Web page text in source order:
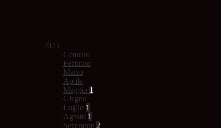
2025
Gennaio
Febbraio
Marzo
Aprile
Maggio 1
Giugno
Luglio 1
Agosto 1
Settembre 2